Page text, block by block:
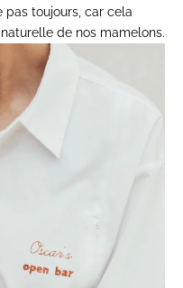
pas toujours, car cela
de nos mamelons.